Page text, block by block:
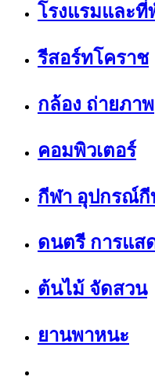
โรงแรมและที่
รีสอร์ทโคราช
กล้อง ถ่ายภาพ
คอมพิวเตอร์
กีฬา อุปกรณ์กี
ดนตรี การแส
ต้นไม้ จัดสวน
ยานพาหนะ